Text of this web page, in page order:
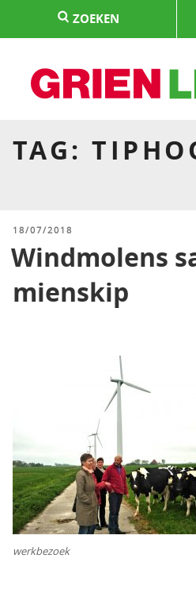
springen
ZOEKEN
TAG:
GEPLAATST
18/07/2018
Windmolens
mienskip
werkbezoek